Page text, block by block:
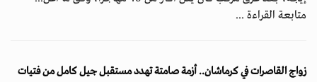
متابعة القراءة ...
زواج القاصرات في كرماشان.. أزمة صامتة تهدد مستقبل جيل كامل من فتيات